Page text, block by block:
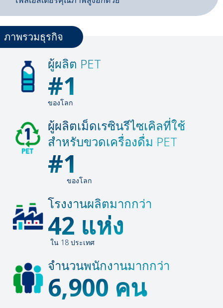
ภาพรวมธุรกิจ
ผู้ผลิต PET
#1
ของโลก
ผู้ผลิตเม็ดเรซินรีไซเคิลที่ใช้
สำหรับขวดเครื่องดื่ม PET
#1
ของโลก
โรงงานผลิตมากกว่า
42 แห่ง
ใน 18 ประเทศ
จำนวนพนักงานมากกว่า
6,900 คน